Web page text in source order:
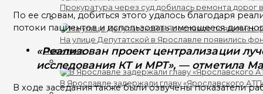
Прокуратура через суд добилась ремонта дорог
На улице Депутатской в Ярославле появились
Политика
В Ярославле задержали главу «Ярославского
По ее словам, добиться этого удалось благодаря
потоки пациентов и использовать имеющееся
«Реализован проект централизации
исследования КТ и МРТ», — отметила
В ходе заседания также были озвучены показатели